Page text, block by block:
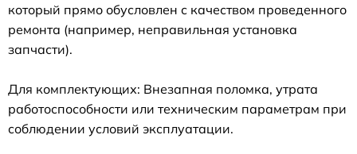
который прямо обусловлен с качеством проведенного
ремонта (например, неправильная установка
запчасти).
Для комплектующих: Внезапная поломка, утрата
работоспособности или техническим параметрам при
соблюдении условий эксплуатации.